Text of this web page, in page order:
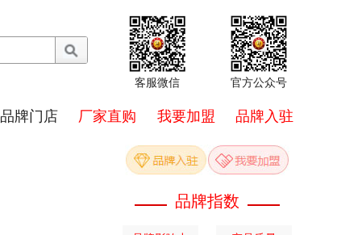
客服微信 官方公众号
品牌门店 厂家直购 我要加盟 品牌入驻
品牌指数